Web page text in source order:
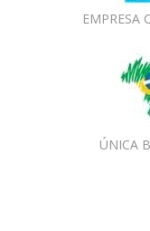
EMPRESA
ÚNICA